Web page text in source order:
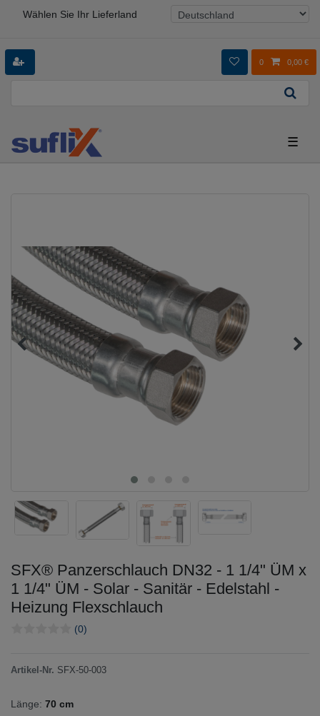
Wählen Sie Ihr Lieferland
0 0,00 €
☰
SFX® Panzerschlauch DN32 - 1 1/4" ÜM x
1 1/4" ÜM - Solar - Sanitär - Edelstahl -
Heizung Flexschlauch
(0)
Artikel-Nr. SFX-50-003
Länge: 70 cm